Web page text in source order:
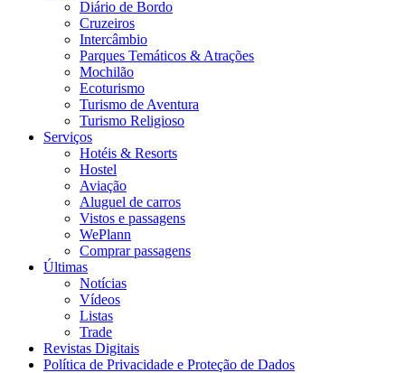
Diário de Bordo
Cruzeiros
Intercâmbio
Parques Temáticos & Atrações
Mochilão
Ecoturismo
Turismo de Aventura
Turismo Religioso
Serviços
Hotéis & Resorts
Hostel
Aviação
Aluguel de carros
Vistos e passagens
WePlann
Comprar passagens
Últimas
Notícias
Vídeos
Listas
Trade
Revistas Digitais
Política de Privacidade e Proteção de Dados